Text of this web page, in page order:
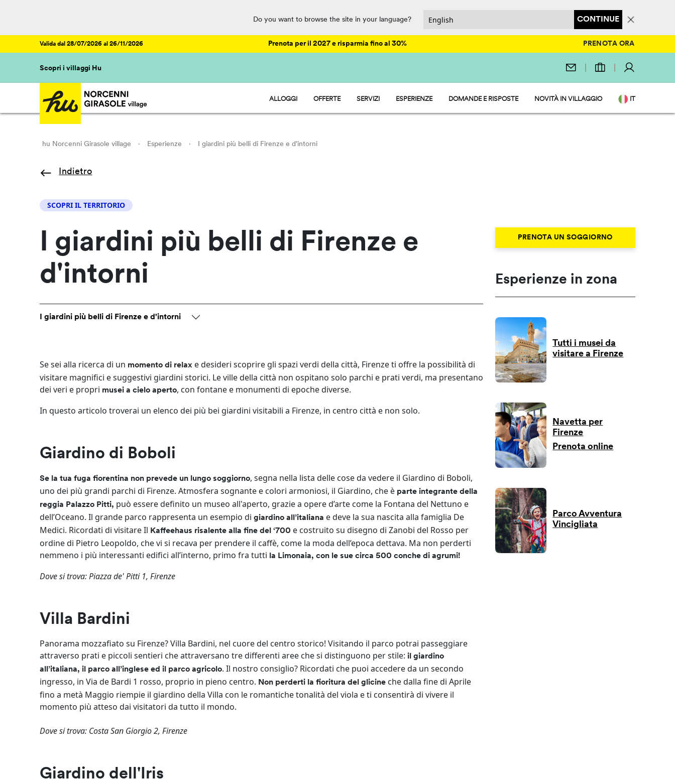
Do you want to browse the site in your language? CONTINUE
Valida dal 28/07/2026 al 26/11/2026 Prenota per il 2027 e risparmia fino al 30% PRENOTA ORA
Scopri i villaggi Hu
ALLOGGI
HU CAMP - PIAZZOLE
HU ROOM - CAMERE
OFFERTE SERVIZI
DIVERTIMENTO
ESPERIENZE DOMANDE E RISPOSTE NOVITÀ IN VILLAGGIO IT
DE
hu Norcenni Girasole village · Esperienze · I giardini più belli di Firenze e d'intorni
Indietro
SCOPRI IL TERRITORIO
I giardini più belli di Firenze e
d'intorni
I giardini più belli di Firenze e d'intorni
Se sei alla ricerca di un momento di relax e desideri scoprire gli spazi verdi della città, Firenze ti offre la possibilità di
visitare magnifici e suggestivi giardini storici. Le ville della città non ospitano solo parchi e prati verdi, ma presentano
dei veri e propri musei a cielo aperto, con fontane e monumenti di epoche diverse.
In questo articolo troverai un elenco dei più bei giardini visitabili a Firenze, in centro città e non solo.
Giardino di Boboli
Se la tua fuga fiorentina non prevede un lungo soggiorno, segna nella lista delle cose da vedere il Giardino di Boboli,
uno dei più grandi parchi di Firenze. Atmosfera sognante e colori armoniosi, il Giardino, che è parte integrante della
reggia Palazzo Pitti, può essere definito un museo all'aperto, grazie a opere d’arte come la Fontana del Nettuno e
dell’Oceano. Il grande parco rappresenta un esempio digiardino all’italiana e deve la sua nascita alla famiglia De
Medici. Ricordati di visitare Il Kaffeehaus risalente alla fine del ‘700 e costruito su disegno di Zanobi del Rosso per
ordine di Pietro Leopoldo, che vi si recava per prendere il caffè, come la moda dell’epoca dettava. Ma non perderti
nemmeno i più interessanti edifici all’interno, primo fra tutti la Limonaia, con le sue circa 500 conche di agrumi!
Dove si trova: Piazza de' Pitti 1, Firenze
Villa Bardini
Panorama mozzafiato su Firenze? Villa Bardini, nel cuore del centro storico! Visitando il parco potrai passeggiare
attraverso prati e piccoli sentieri che attraversano tre differenti aree che si distinguono per stile:il giardino
all’italiana, il parco all’inglese ed il parco agricolo. Il nostro consiglio? Ricordati che puoi accedere da un secondo
ingresso, in Via de Bardi 1 rosso, proprio in pieno centro. Non perderti la fioritura del glicine che dalla fine di Aprile
fino a metà Maggio riempie il giardino della Villa con le romantiche tonalità del viola e ti consentirà di vivere il
momento più atteso dai visitatori da tutto il mondo.
Dove si trova: Costa San Giorgio 2, Firenze
Giardino dell'Iris
PRENOTA UN SOGGIORNO
Esperienze in zona
Tutti i musei da
visitare a Firenze
Navetta per
Firenze
Prenota online
Parco Avventura
Vincigliata